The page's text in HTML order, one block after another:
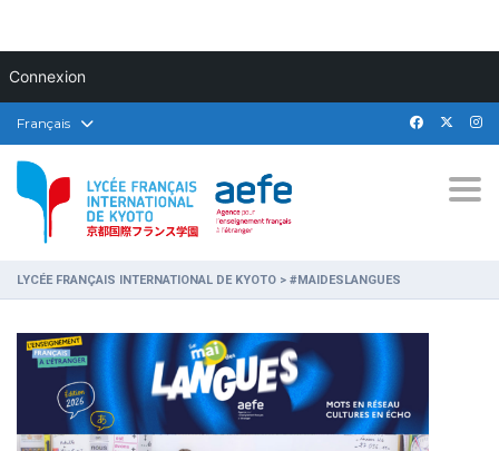
Connexion
Français
LYCÉE FRANÇAIS INTERNATIONAL DE KYOTO > #MAIDESLANGUES